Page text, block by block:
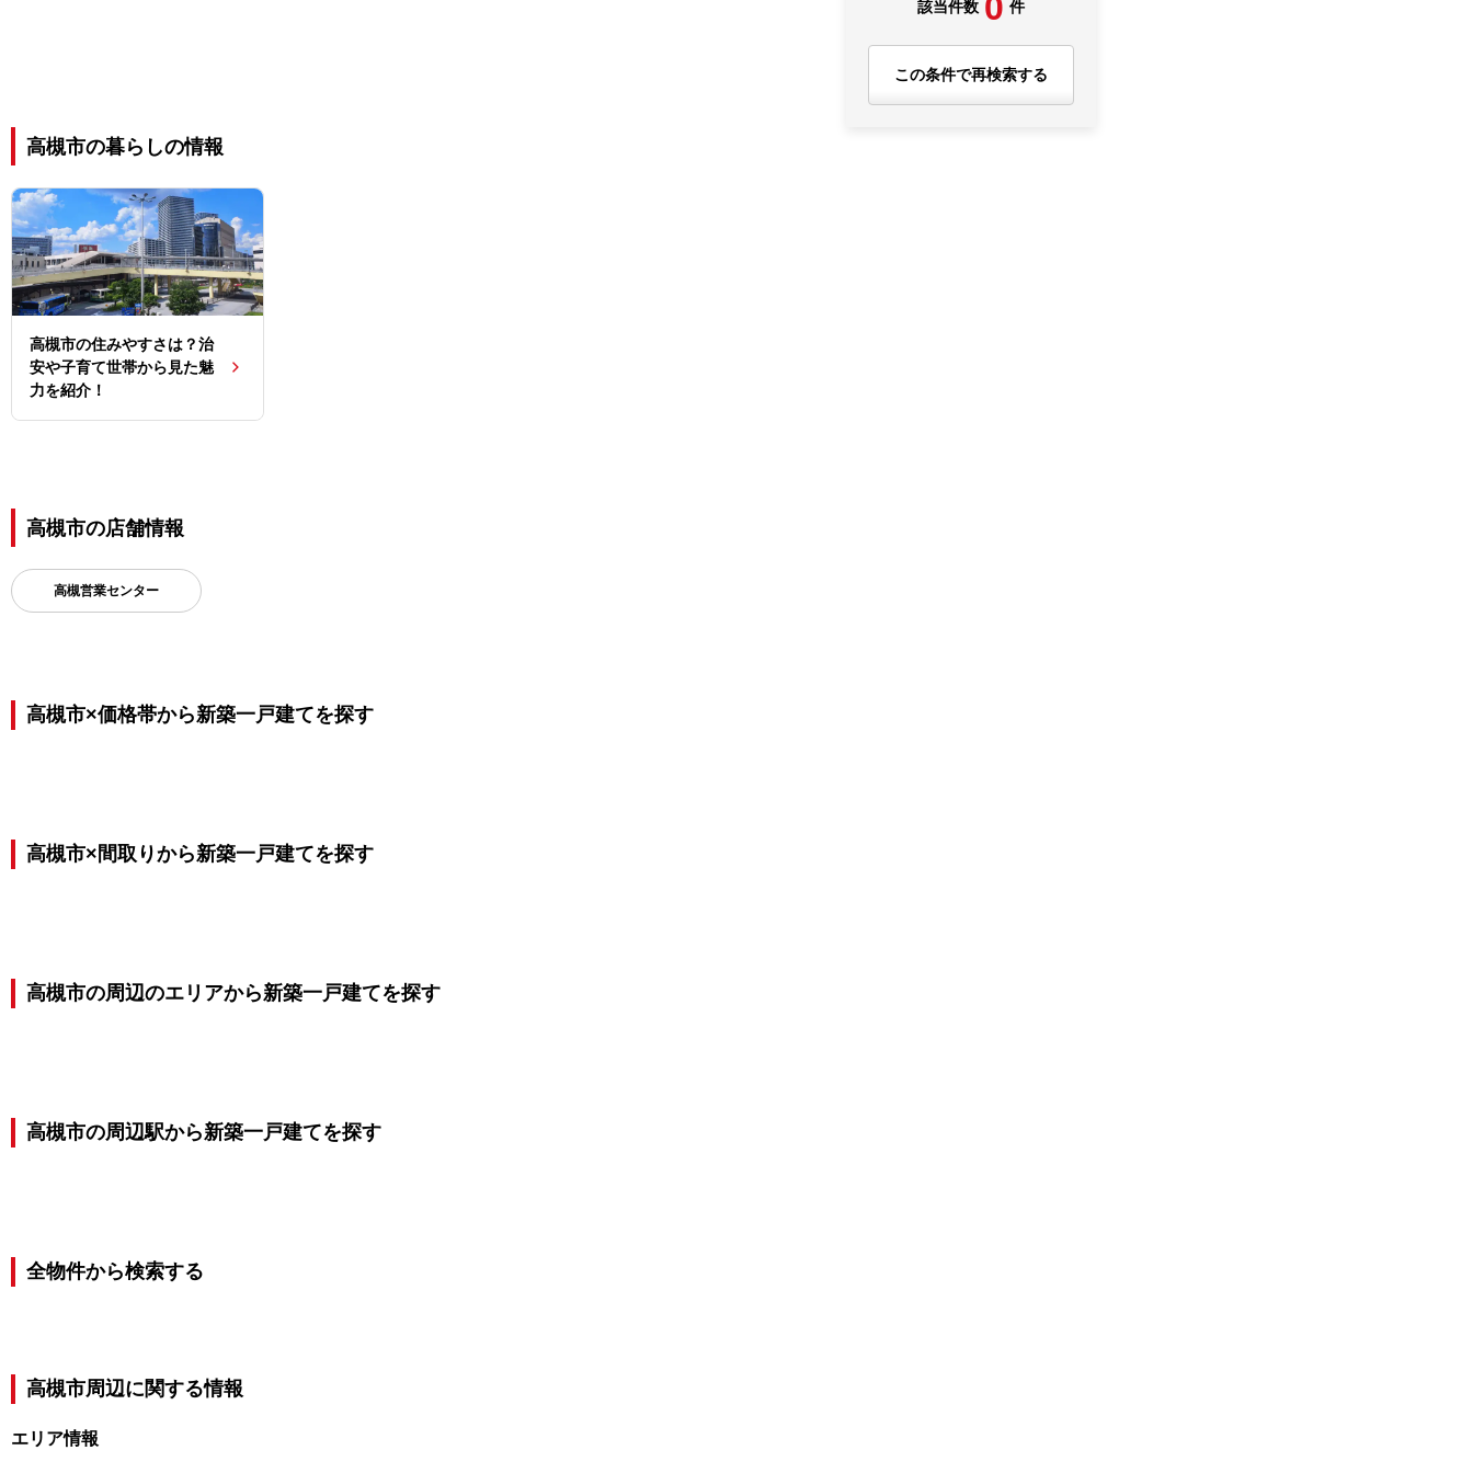
該当件数 件
この条件で再検索する
高槻市の暮らしの情報
高槻市の住みやすさは？治
安や子育て世帯から見た魅
力を紹介！
高槻市の店舗情報
高槻営業センター
高槻市×価格帯から新築一戸建てを探す
高槻市×間取りから新築一戸建てを探す
高槻市の周辺のエリアから新築一戸建てを探す
高槻市の周辺駅から新築一戸建てを探す
全物件から検索する
高槻市周辺に関する情報
エリア情報